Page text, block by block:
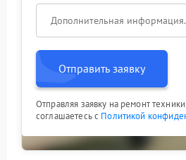
Отправить заявку
Отправляя заявку на ремонт
соглашаетесь с Политикой